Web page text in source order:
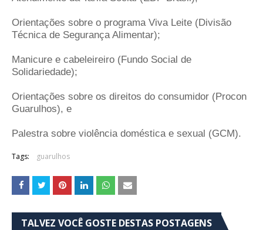
Orientações sobre o programa Viva Leite (Divisão
Técnica de Segurança Alimentar);
Manicure e cabeleireiro (Fundo Social de
Solidariedade);
Orientações sobre os direitos do consumidor (Procon
Guarulhos), e
Palestra sobre violência doméstica e sexual (GCM).
Tags: guarulhos
TALVEZ VOCÊ GOSTE DESTAS POSTAGENS